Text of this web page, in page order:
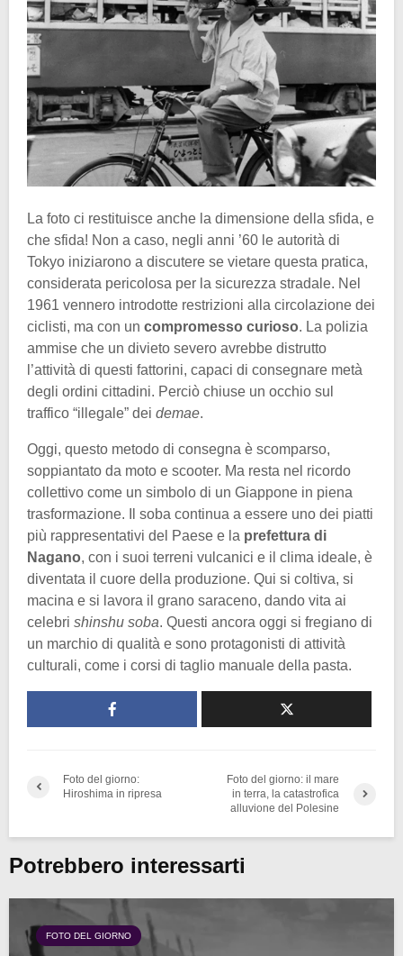
La foto ci restituisce anche la dimensione della sfida, e
che sfida! Non a caso, negli anni ’60 le autorità di
Tokyo iniziarono a discutere se vietare questa pratica,
considerata pericolosa per la sicurezza stradale. Nel
1961 vennero introdotte restrizioni alla circolazione dei
ciclisti, ma con un compromesso curioso. La polizia
ammise che un divieto severo avrebbe distrutto
l’attività di questi fattorini, capaci di consegnare metà
degli ordini cittadini. Perciò chiuse un occhio sul
traffico “illegale” dei demae.
Oggi, questo metodo di consegna è scomparso,
soppiantato da moto e scooter. Ma resta nel ricordo
collettivo come un simbolo di un Giappone in piena
trasformazione. Il soba continua a essere uno dei piatti
più rappresentativi del Paese e la prefettura di
Nagano, con i suoi terreni vulcanici e il clima ideale, è
diventata il cuore della produzione. Qui si coltiva, si
macina e si lavora il grano saraceno, dando vita ai
celebri shinshu soba. Questi ancora oggi si fregiano di
un marchio di qualità e sono protagonisti di attività
culturali, come i corsi di taglio manuale della pasta.
Foto del giorno:
Hiroshima in ripresa
Foto del giorno: il mare
in terra, la catastrofica
alluvione del Polesine
Potrebbero interessarti
FOTO DEL GIORNO